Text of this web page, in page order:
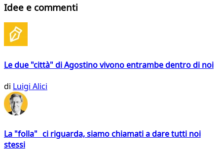
Idee e commenti
Le due "città" di Agostino vivono entrambe dentro di noi
di Luigi Alici
La "folla" ci riguarda, siamo chiamati a dare tutti noi
stessi